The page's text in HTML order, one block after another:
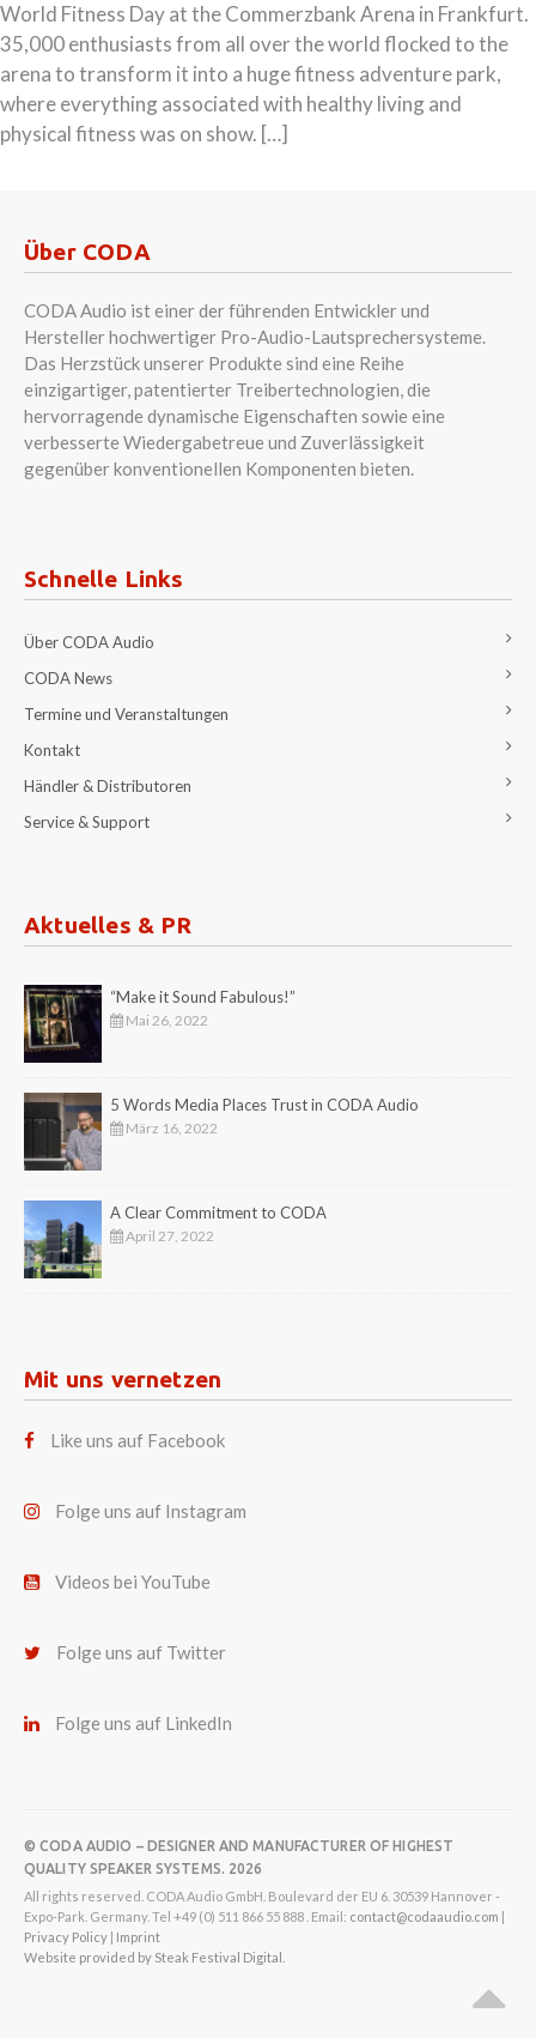
World Fitness Day at the Commerzbank Arena in Frankfurt.
35,000 enthusiasts from all over the world flocked to the
arena to transform it into a huge fitness adventure park,
where everything associated with healthy living and
physical fitness was on show. […]
Über CODA
CODA Audio ist einer der führenden Entwickler und
Hersteller hochwertiger Pro-Audio-Lautsprechersysteme.
Das Herzstück unserer Produkte sind eine Reihe
einzigartiger, patentierter Treibertechnologien, die
hervorragende dynamische Eigenschaften sowie eine
verbesserte Wiedergabetreue und Zuverlässigkeit
gegenüber konventionellen Komponenten bieten.
Schnelle Links
Über CODA Audio
CODA News
Termine und Veranstaltungen
Kontakt
Händler & Distributoren
Service & Support
Aktuelles & PR
“Make it Sound Fabulous!”
Mai 26, 2022
5 Words Media Places Trust in CODA Audio
März 16, 2022
A Clear Commitment to CODA
April 27, 2022
Mit uns vernetzen
Like uns auf Facebook
Folge uns auf Instagram
Videos bei YouTube
Folge uns auf Twitter
Folge uns auf LinkedIn
© CODA AUDIO – DESIGNER AND MANUFACTURER OF HIGHEST
QUALITY SPEAKER SYSTEMS. 2026
All rights reserved. CODA Audio GmbH. Boulevard der EU 6. 30539 Hannover -
Expo-Park. Germany. Tel +49 (0) 511 866 55 888 . Email: contact@codaaudio.com
Privacy Policy
Imprint
Website provided by Steak Festival Digital.